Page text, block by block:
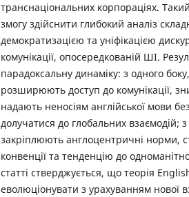
транснаціональних корпораціях.
змогу здійснити глибокий аналіз
демократизацією та уніфікацією
комунікації, опосередкованій ШІ.
парадоксальну динаміку: з одного
розширюють доступ до комунікації,
надають неносіям англійської мови
долучатися до глобальних взаємодій;
закріплюють англоцентричні норми,
конвенції та тенденцію до
статті стверджується, що теорія
еволюціонувати з урахуванням нової